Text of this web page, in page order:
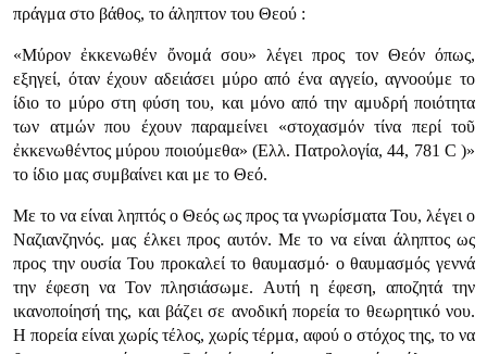
πράγμα στο βάθος, το άληπτον του Θεού :
«Μύρον ἐκκενωθέν ὄνομά σου» λέγει προς τον Θεόν όπως,
εξηγεί, όταν έχουν αδειάσει μύρο από ένα αγγείο, αγνοούμε το
ίδιο το μύρο στη φύση του, και μόνο από την αμυδρή ποιότητα
των ατμών που έχουν παραμείνει «στοχασμόν τίνα περί τοῦ
ἐκκενωθέντος μύρου ποιούμεθα» (Ελλ. Πατρολογία, 44, 781 C )»
το ίδιο μας συμβαίνει και με το Θεό.
Με το να είναι ληπτός ο Θεός ως προς τα γνωρίσματα Του, λέγει ο
Ναζιανζηνός. μας έλκει προς αυτόν. Με το να είναι άληπτος ως
προς την ουσία Του προκαλεί το θαυμασμό· ο θαυμασμός γεννά
την έφεση να Τον πλησιάσωμε. Αυτή η έφεση, αποζητά την
ικανοποίησή της, και βάζει σε ανοδική πορεία το θεωρητικό νου.
Η πορεία είναι χωρίς τέλος, χωρίς τέρμα, αφού ο στόχος της, το να